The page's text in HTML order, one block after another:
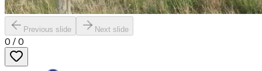
Previous slide Next slide
0 / 0